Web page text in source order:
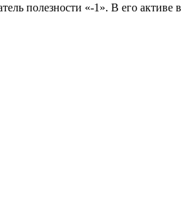
полезности «-1». В его активе в